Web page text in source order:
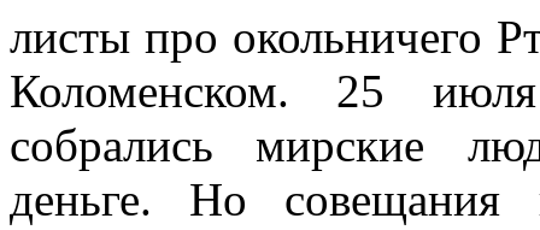
листы про окольничего
Коломенском. 25
собрались мирские
деньге. Но совещания